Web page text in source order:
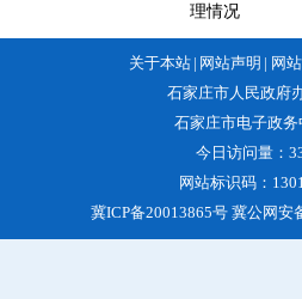
理情况
关于本站 网站声明 网
石家庄市人民政府
石家庄市电子政
今日访问量：
网站标识码：
冀ICP备20013865号 冀公网安